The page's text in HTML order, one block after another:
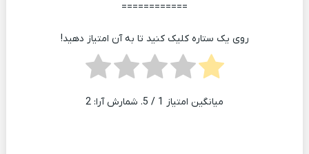
============
روی یک ستاره کلیک کنید تا به آن امتیاز دهید!
میانگین امتیاز 1 / 5. شمارش آرا: 2